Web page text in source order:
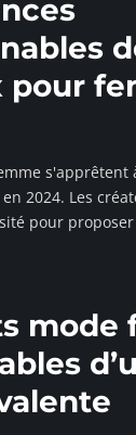
pour
s'apprêtent
2024. Les
pour
mode